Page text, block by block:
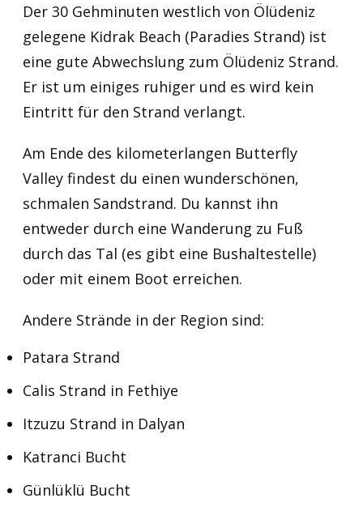
Der 30 Gehminuten westlich von Ölüdeniz
gelegene Kidrak Beach (Paradies Strand) ist
eine gute Abwechslung zum Ölüdeniz Strand.
Er ist um einiges ruhiger und es wird kein
Eintritt für den Strand verlangt.
Am Ende des kilometerlangen Butterfly
Valley findest du einen wunderschönen,
schmalen Sandstrand. Du kannst ihn
entweder durch eine Wanderung zu Fuß
durch das Tal (es gibt eine Bushaltestelle)
oder mit einem Boot erreichen.
Andere Strände in der Region sind:
Patara Strand
Calis Strand in Fethiye
Itzuzu Strand in Dalyan
Katranci Bucht
Günlüklü Bucht